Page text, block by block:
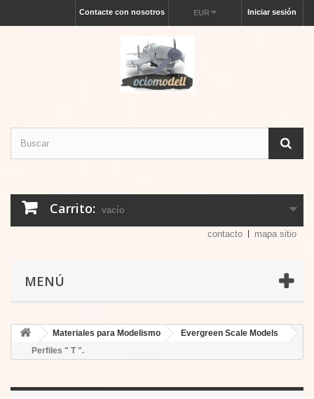
Iniciar sesión
EUR
Contacte con nosotros
Carrito: vacío
contacto mapa sitio
MENÚ
Materiales para Modelismo
Evergreen Scale Models
Perfiles " T ".